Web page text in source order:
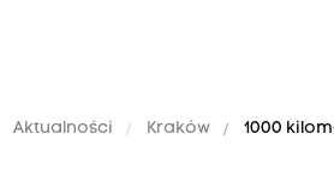
Aktualności Kraków 1000